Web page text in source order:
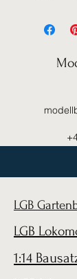
LGB
LGB
1:14